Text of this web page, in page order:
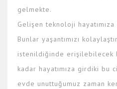
gelmekte.
Gelişen teknoloji
Bunlar yaşantımızı
istenildiğinde erişilebilecek
kadar hayatımıza girdiki bu
evde unuttuğumuz zaman